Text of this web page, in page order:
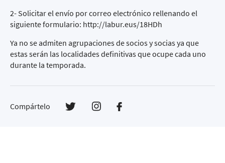
2- Solicitar el envío por correo electrónico rellenando el
siguiente formulario: http://labur.eus/18HDh
Ya no se admiten agrupaciones de socios y socias ya que
estas serán las localidades definitivas que ocupe cada uno
durante la temporada.
Compártelo